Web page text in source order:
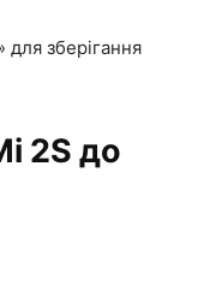
для зберігання
2S до